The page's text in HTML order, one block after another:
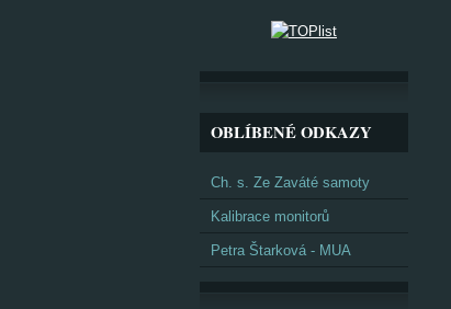
OBLÍBENÉ ODKAZY
Ch. s. Ze Zaváté samoty
Kalibrace monitorů
Petra Štarková - MUA